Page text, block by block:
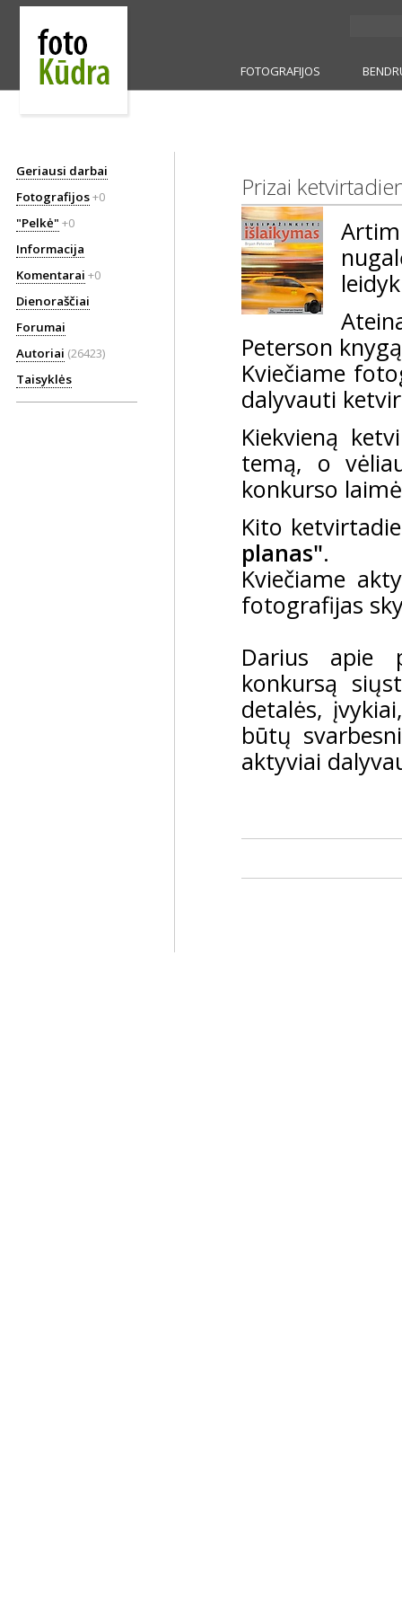
FOTOGRAFIJOS
Geriausi darbai
Fotografijos+0
"Pelkė" +0
Informacija
Komentarai +0
Dienoraščiai
Forumai
Autoriai (26423)
Taisyklės
Prizai
Peterson
Kviečiame
dalyvauti
Kiekvieną
temą, o
konkurso
Kito
planas".
Kviečiame
fotografijas
Darius apie
konkursą
detalės,
būtų
aktyviai